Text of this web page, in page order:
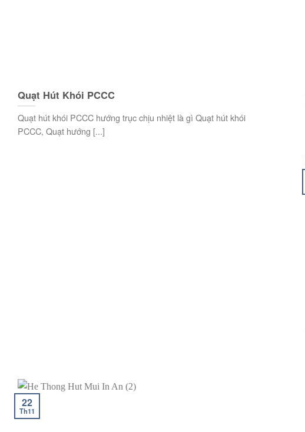
Quạt Hút Khói PCCC
Quạt hút khói PCCC hướng trục chịu nhiệt là gì Quạt hút khói
PCCC, Quạt hướng [...]
22
Th11